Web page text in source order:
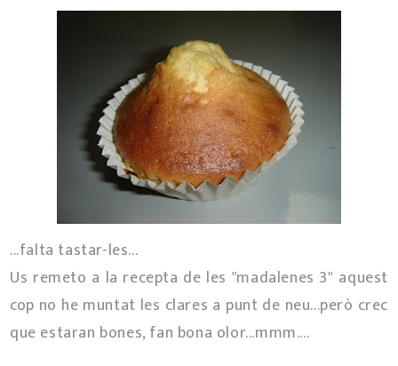
...falta tastar-les...
Us remeto a la recepta de les "madalenes 3" aquest
cop no he muntat les clares a punt de neu...però crec
que estaran bones, fan bona olor...mmm....